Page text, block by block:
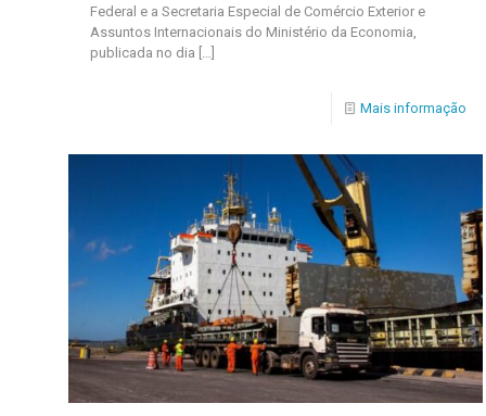
Federal e a Secretaria Especial de Comércio Exterior e
Assuntos Internacionais do Ministério da Economia,
publicada no dia […]
Mais informação